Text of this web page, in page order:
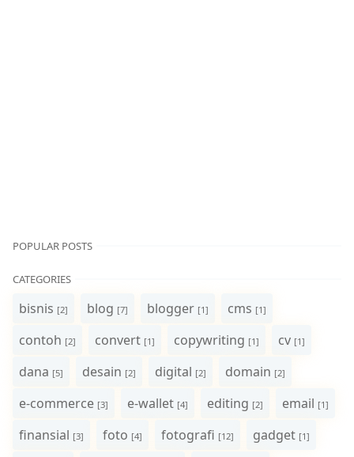
POPULAR POSTS
CATEGORIES
bisnis [2] blog [7] blogger [1] cms [1]
contoh [2] convert [1] copywriting [1] cv [1]
dana [5] desain [2] digital [2] domain [2]
e-commerce [3] e-wallet [4] editing [2] email [1]
finansial [3] foto [4] fotografi [12] gadget [1]